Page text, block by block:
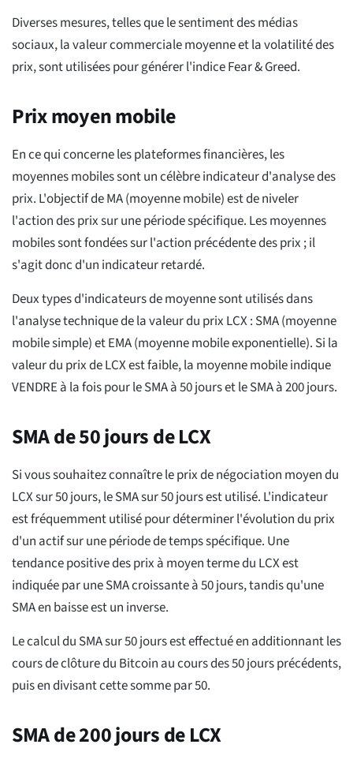
Diverses mesures, telles que le sentiment des médias
sociaux, la valeur commerciale moyenne et la volatilité des
prix, sont utilisées pour générer l'indice Fear & Greed.
Prix moyen mobile
En ce qui concerne les plateformes financières, les
moyennes mobiles sont un célèbre indicateur d'analyse des
prix. L'objectif de MA (moyenne mobile) est de niveler
l'action des prix sur une période spécifique. Les moyennes
mobiles sont fondées sur l'action précédente des prix ; il
s'agit donc d'un indicateur retardé.
Deux types d'indicateurs de moyenne sont utilisés dans
l'analyse technique de la valeur du prix LCX : SMA (moyenne
mobile simple) et EMA (moyenne mobile exponentielle). Si la
valeur du prix de LCX est faible, la moyenne mobile indique
VENDRE à la fois pour le SMA à 50 jours et le SMA à 200 jours.
SMA de 50 jours de LCX
Si vous souhaitez connaître le prix de négociation moyen du
LCX sur 50 jours, le SMA sur 50 jours est utilisé. L'indicateur
est fréquemment utilisé pour déterminer l'évolution du prix
d'un actif sur une période de temps spécifique. Une
tendance positive des prix à moyen terme du LCX est
indiquée par une SMA croissante à 50 jours, tandis qu'une
SMA en baisse est un inverse.
Le calcul du SMA sur 50 jours est effectué en additionnant les
cours de clôture du Bitcoin au cours des 50 jours précédents,
puis en divisant cette somme par 50.
SMA de 200 jours de LCX